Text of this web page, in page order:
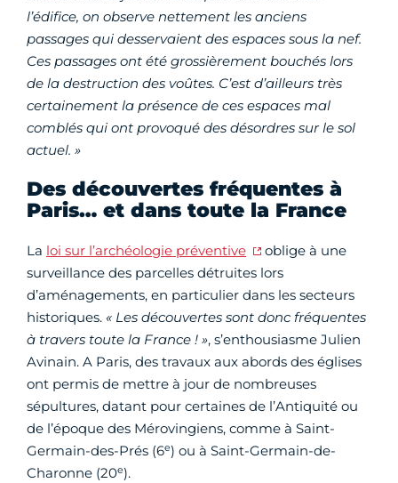
l’édifice, on observe nettement les anciens
passages qui desservaient des espaces sous la nef.
Ces passages ont été grossièrement bouchés lors
de la destruction des voûtes. C’est d’ailleurs très
certainement la présence de ces espaces mal
comblés qui ont provoqué des désordres sur le sol
actuel. »
Des découvertes fréquentes à
Paris… et dans toute la France
La loi sur l’archéologie préventive
oblige à une
surveillance des parcelles détruites lors
d’aménagements, en particulier dans les secteurs
historiques. « Les découvertes sont donc fréquentes
à travers toute la France ! », s’enthousiasme Julien
Avinain. A Paris, des travaux aux abords des églises
ont permis de mettre à jour de nombreuses
sépultures, datant pour certaines de l’Antiquité ou
de l’époque des Mérovingiens, comme à Saint-
Germain-des-Prés (6e) ou à Saint-Germain-de-
Charonne (20e).